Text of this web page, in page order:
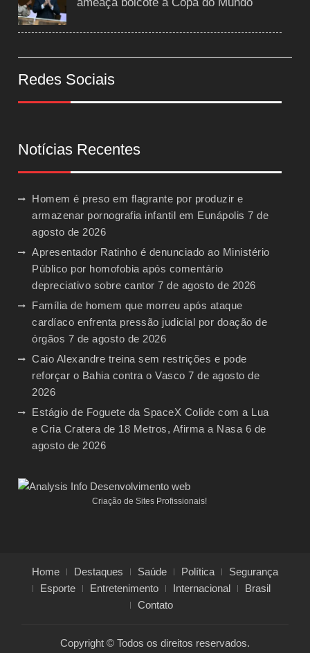
ameaça boicote à Copa do Mundo
Redes Sociais
Notícias Recentes
Homem é preso em flagrante por produzir e
armazenar pornografia infantil em Eunápolis 7 de
agosto de 2026
Apresentador Ratinho é denunciado ao Ministério
Público por homofobia após comentário
depreciativo sobre cantor 7 de agosto de 2026
Família de homem que morreu após ataque
cardíaco enfrenta pressão judicial por doação de
órgãos 7 de agosto de 2026
Caio Alexandre treina sem restrições e pode
reforçar o Bahia contra o Vasco 7 de agosto de
2026
Estágio de Foguete da SpaceX Colide com a Lua
e Cria Cratera de 18 Metros, Afirma a Nasa 6 de
agosto de 2026
Criação de Sites Profissionais!
Home Destaques Saúde Política
Segurança
Esporte
Entretenimento Internacional
Brasil
Contato
Copyright © Todos os direitos reservados.